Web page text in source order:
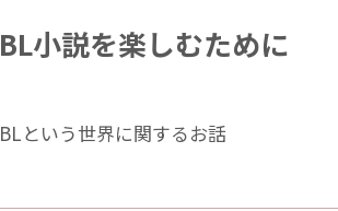
BL小説を楽しむために
BLという世界に関するお話